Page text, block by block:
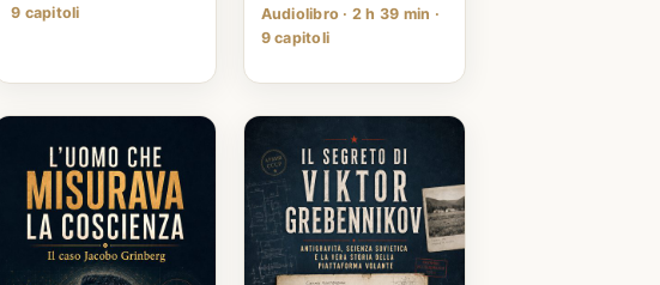
9 capitoli
Audiolibro · 2 h 39 min ·
9 capitoli